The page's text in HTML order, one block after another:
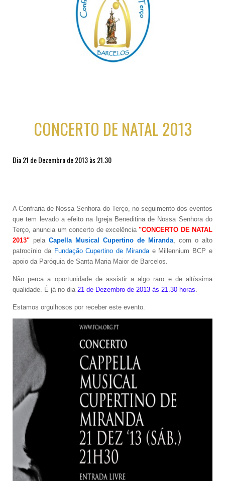
CONCERTO DE NATAL 2013
Dia 21 de Dezembro de 2013 às 21.30
A Confraria de Nossa Senhora do Terço, no seguimento dos eventos
que tem levado a efeito na Igreja Beneditina de Nossa Senhora do
Terço, anuncia um concerto de excelência "CONCERTO DE NATAL
2013" pela Capella Musical Cupertino de Miranda , com o alto
patrocínio da Fundação Cupertino de Mirandae Millennium BCP e
apoio da Paróquia de Santa Maria Maior de Barcelos.
Não perca a oportunidade de assistir a algo raro e de altíssima
qualidade. É já no dia 21 de Dezembro de 2013 às 21.30 horas
Estamos orgulhosos por receber este evento.